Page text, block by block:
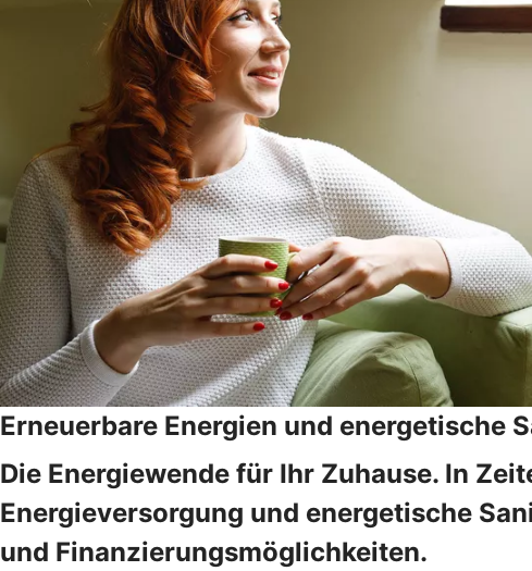
Erneuerbare Energien und energetische
Die Energiewende für Ihr Zuhause. In
Energieversorgung und energetische
und Finanzierungsmöglichkeiten.